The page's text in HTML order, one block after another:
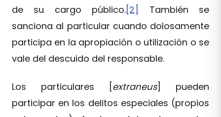
de su cargo público.[2]
También se
sanciona al particular cuando dolosamente
participa en la apropiación o utilización o se
vale del descuido del responsable.
Los particulares [extraneus] pueden
participar en los delitos especiales (propios